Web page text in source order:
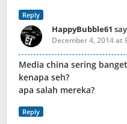
Reply
HappyBubble61
December 4, 2014 at
Media china sering
kenapa seh?
apa salah mereka?
Reply